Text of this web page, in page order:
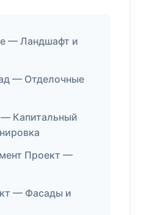
— Ландшафт и
— Отделочные
Капитальный
Проект —
— Фасады и